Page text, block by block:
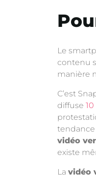
Le
contenu
manière
C’est
diffuse
tendance
vidéo
existe
La vidéo